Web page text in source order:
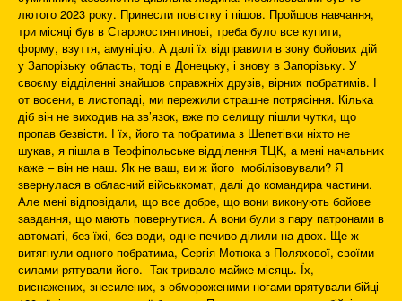
лютого 2023 року. Принесли повістку і пішов. Пройшов навчання,
три місяці був в Старокостянтинові, треба було все купити,
форму, взуття, амуніцію. А далі їх відправили в зону бойових дій
у Запорізьку область, тоді в Донецьку, і знову в Запорізьку. У
своєму відділенні знайшов справжніх друзів, вірних побратимів. І
от восени, в листопаді, ми пережили страшне потрясіння. Кілька
діб він не виходив на зв’язок, вже по селищу пішли чутки, що
пропав безвісти. І їх, його та побратима з Шепетівки ніхто не
шукав, я пішла в Теофіпольське відділення ТЦК, а мені начальник
каже – він не наш. Як не ваш, ви ж його мобілізовували? Я
звернулася в обласний військкомат, далі до командира частини.
Але мені відповідали, що все добре, що вони виконують бойове
завдання, що мають повернутися. А вони були з пару патронами в
автоматі, без їжі, без води, одне печиво ділили на двох. Ще ж
витягнули одного побратима, Сергія Мотюка з Поляхової, своїми
силами рятували його. Так тривало майже місяць. Їх,
виснажених, знесилених, з обмороженими ногами врятували бійці